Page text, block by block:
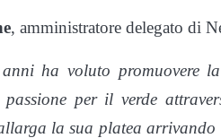
, amministratore delegato di
ha voluto promuovere
per il verde
la sua platea